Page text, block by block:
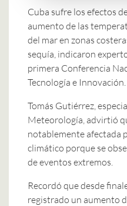
Cuba sufre los efectos
aumento de las
del mar en zonas
sequía, indicaron
primera Conferencia
Tecnología e Innovación.
Tomás Gutiérrez,
Meteorología, advirtió
notablemente afectada
climático porque se
de eventos extremos.
Recordó que desde
registrado un aumento